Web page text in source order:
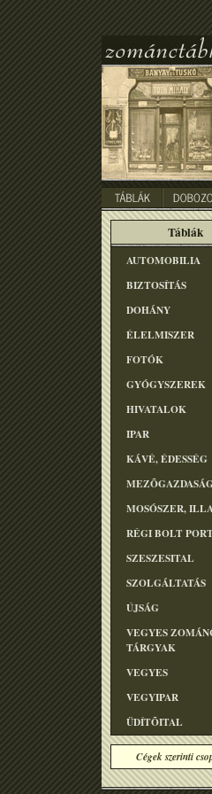
Táblák
AUTOMOBILIA
BIZTOSÍTÁS
DOHÁNY
ÉLELMISZER
FOTÓK
GYÓGYSZEREK
HIVATALOK
IPAR
KÁVÉ, ÉDESSÉG
MOSÓSZER,
RÉGI BOLT
SZESZESITAL
SZOLGÁLTATÁS
ÚJSÁG
VEGYES
TÁRGYAK
VEGYES
VEGYIPAR
ÜDÍTÕITAL
Cégek szerinti